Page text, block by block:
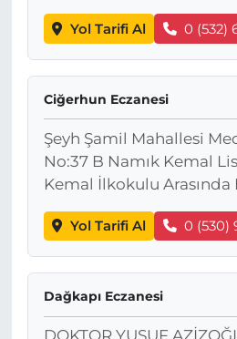
Yol Tarifi Al 0 (532)
Ciğerhun Eczanesi
Şeyh Şamil Mahallesi
No:37 B Namık Kemal
Kemal İlkokulu Arasında
Yol Tarifi Al 0 (530)
Dağkapı Eczanesi